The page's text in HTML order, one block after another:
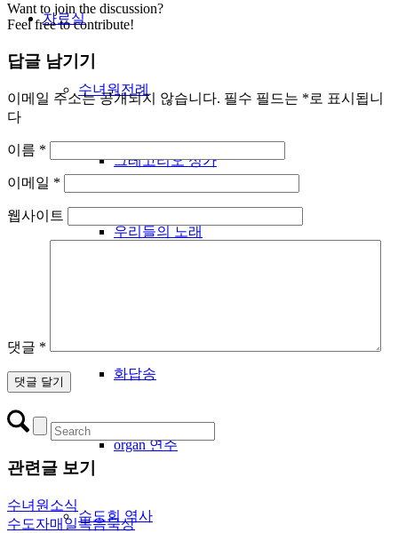
자료실
수녀원전례
그레고리오 성가
우리들의 노래
화답송
organ 연주
수도회 역사
Want to join the discussion?
Feel free to contribute!
답글 남기기
이메일 주소는 공개되지 않습니다. 필수 필드는 *로 표시됩니
다
이름 *
이메일 *
웹사이트
댓글 *
관련글 보기
수녀원소식
수도자매일복음묵상